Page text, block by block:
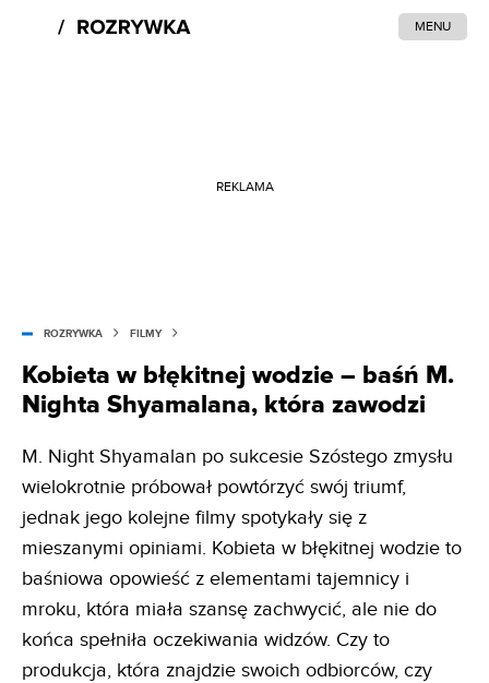
MENU
REKLAMA
ROZRYWKA FILMY
Kobieta w błękitnej wodzie – baśń M.
Nighta Shyamalana, która zawodzi
M. Night Shyamalan po sukcesie Szóstego zmysłu
wielokrotnie próbował powtórzyć swój triumf,
jednak jego kolejne filmy spotykały się z
mieszanymi opiniami. Kobieta w błękitnej wodzie to
baśniowa opowieść z elementami tajemnicy i
mroku, która miała szansę zachwycić, ale nie do
końca spełniła oczekiwania widzów. Czy to
produkcja, która znajdzie swoich odbiorców, czy